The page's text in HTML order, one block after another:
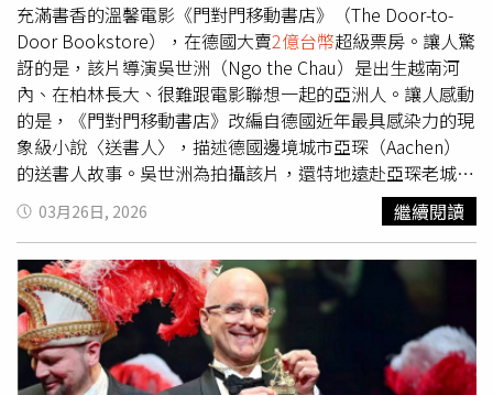
充滿書香的溫馨電影《門對門移動書店》（The Door-to-
Door Bookstore），在德國大賣2億台幣超級票房。讓人驚
訝的是，該片導演吳世洲（Ngo the Chau）是出生越南河
內、在柏林長大、很難跟電影聯想一起的亞洲人。讓人感動
的是，《門對門移動書店》改編自德國近年最具感染力的現
象級小說〈送書人〉，描述德國邊境城市亞琛（Aachen）
的送書人故事。吳世洲為拍攝該片，還特地遠赴亞琛老城區
居住、真實體驗，比任何演員更融入其中。他不僅將劇本倒
背如流，拍攝時更仔細觀察每場戲的細節。有趣的是，為呈
現書中的人文感，吳世洲還以老城區石板路巷道為主場景，
並堅持不讓任何車輛出現在畫面中，營造一種夢想中的書香
世界，大受觀眾喜愛。該片不僅在德國賣座
2億台幣票房，
更榮獲美國舊金山泛柏林電影節觀眾票選獎。吳世洲禁止汽
車入鏡、營造書香世界《門對門移動書店》榮獲觀眾票選
獎。（圖／海鵬提供）這部溫馨電影《門對門移動書店》，
03月26日, 2026 繼續閱讀